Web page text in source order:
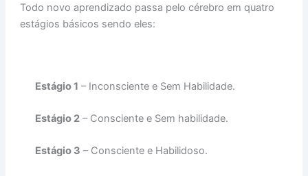
Todo novo aprendizado passa pelo cérebro em quatro
estágios básicos sendo eles:
Estágio 1 – Inconsciente e Sem Habilidade.
Estágio 2 – Consciente e Sem habilidade.
Estágio 3 – Consciente e Habilidoso.